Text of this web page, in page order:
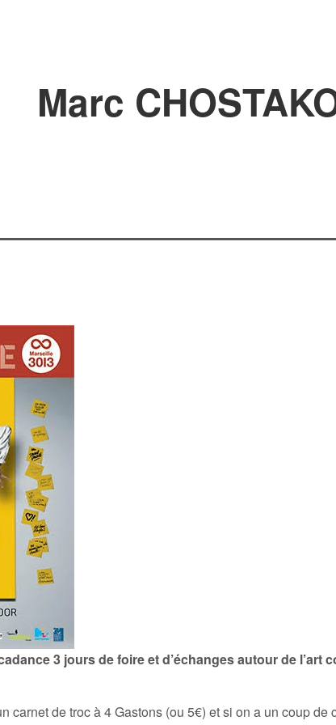
Marc
3 jours de foire et d’échanges autour de l’art
carnet de troc à 4 Gastons (ou 5€) et si on a un coup de